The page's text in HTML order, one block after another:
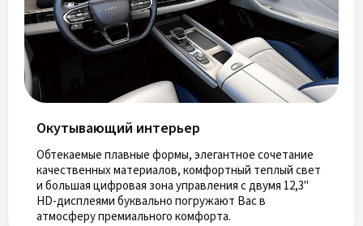
Окутывающий интерьер
Обтекаемые плавные формы, элегантное сочетание
качественных материалов, комфортный теплый свет
и большая цифровая зона управления с двумя 12,3"
HD-дисплеями буквально погружают Вас в
атмосферу премиального комфорта.